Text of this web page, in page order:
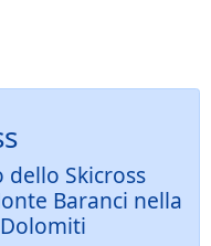
Skicross
Baranci nella